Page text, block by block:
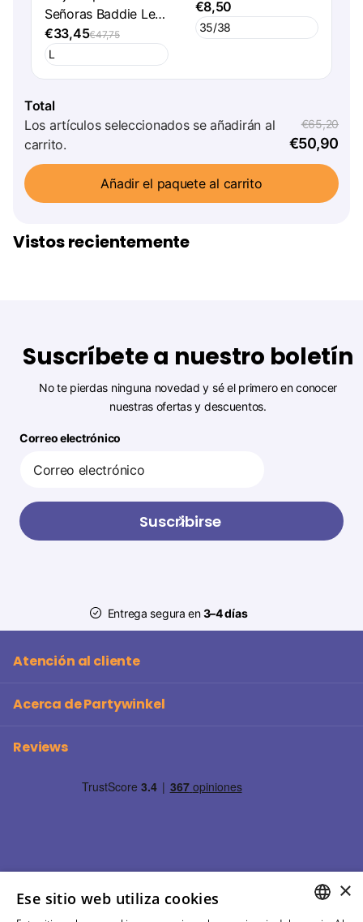
Señoras Baddie Leg
Avenue
€33,45€47,75
€8,50
Total
Los artículos seleccionados se añadirán al
carrito.
€65,20
€50,90
Añadir el paquete al carrito
Vistos recientemente
Suscríbete a nuestro boletín
No te pierdas ninguna novedad y sé el primero en conocer
nuestras ofertas y descuentos.
Correo electrónico
Suscribirse
Entrega segura en3–4 días
Atención al cliente
Acerca de Partywinkel
Reviews
×
Ese sitio web utiliza cookies